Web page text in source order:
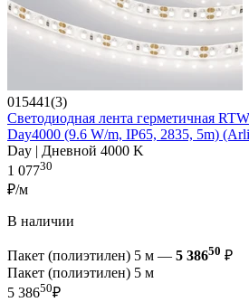
015441(3)
Светодиодная лента герметичная
Day4000 (9.6 W/m, IP65, 2835, 5m)
Day | Дневной 4000 K
1 07730
₽/м
В наличии
Пакет (полиэтилен) 5 м — 5 38650 ₽
Пакет (полиэтилен) 5 м
5 38650₽